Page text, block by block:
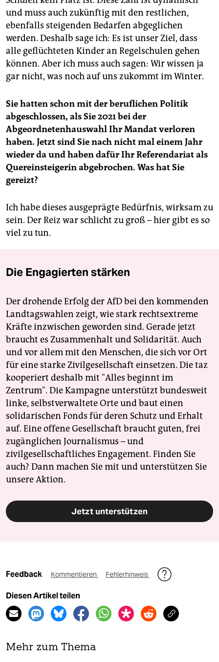
und muss auch zukünftig mit den restlichen,
ebenfalls steigenden Bedarfen abgeglichen
werden. Deshalb sage ich: Es ist unser Ziel, dass
alle geflüchteten Kinder an Regelschulen gehen
können. Aber ich muss auch sagen: Wir wissen ja
gar nicht, was noch auf uns zukommt im Winter.
Sie hatten schon mit der beruflichen Politik
abgeschlossen, als Sie 2021 bei der
Abgeordnetenhauswahl Ihr Mandat verloren
haben. Jetzt sind Sie nach nicht mal einem Jahr
wieder da und haben dafür Ihr Referendariat als
Quereinsteigerin abgebrochen. Was hat Sie
gereizt?
Ich habe dieses ausgeprägte Bedürfnis, wirksam zu
sein. Der Reiz war schlicht zu groß – hier gibt es so
viel zu tun.
Die Engagierten stärken
Der drohende Erfolg der AfD bei den kommenden
Landtagswahlen zeigt, wie stark rechtsextreme
Kräfte inzwischen geworden sind. Gerade jetzt
braucht es Zusammenhalt und Solidarität. Auch
und vor allem mit den Menschen, die sich vor Ort
für eine starke Zivilgesellschaft einsetzen. Die taz
kooperiert deshalb mit "Alles beginnt im
Zentrum". Die Kampagne unterstützt bundesweit
linke, selbstverwaltete Orte und baut einen
solidarischen Fonds für deren Schutz und Erhalt
auf. Eine offene Gesellschaft braucht guten, frei
zugänglichen Journalismus – und
zivilgesellschaftliches Engagement. Finden Sie
auch? Dann machen Sie mit und unterstützen Sie
unsere Aktion.
Jetzt unterstützen
Feedback Kommentieren Fehlerhinweis
Diesen Artikel teilen
Mehr zum Thema